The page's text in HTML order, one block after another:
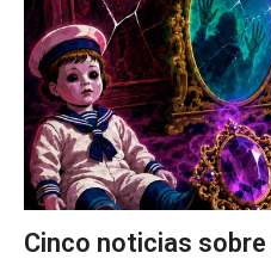
Cinco noticias